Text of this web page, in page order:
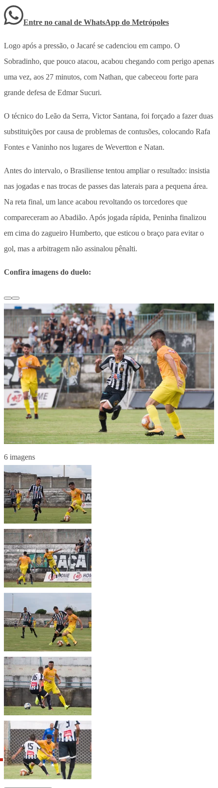
Entre no canal de WhatsApp do Metrópoles
Logo após a pressão, o Jacaré se cadenciou em campo. O
Sobradinho, que pouco atacou, acabou chegando com perigo apenas
uma vez, aos 27 minutos, com Nathan, que cabeceou forte para
grande defesa de Edmar Sucuri.
O técnico do Leão da Serra, Victor Santana, foi forçado a fazer duas
substituições por causa de problemas de contusões, colocando Rafa
Fontes e Vaninho nos lugares de Wevertton e Natan.
Antes do intervalo, o Brasiliense tentou ampliar o resultado: insistia
nas jogadas e nas trocas de passes das laterais para a pequena área.
Na reta final, um lance acabou revoltando os torcedores que
compareceram ao Abadião. Após jogada rápida, Peninha finalizou
em cima do zagueiro Humberto, que esticou o braço para evitar o
gol, mas a arbitragem não assinalou pênalti.
Confira imagens do duelo:
6 imagens